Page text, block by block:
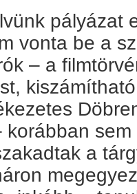
pályázat
vonta be a
– a
a